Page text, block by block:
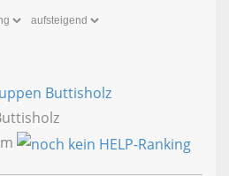
Buttisholz